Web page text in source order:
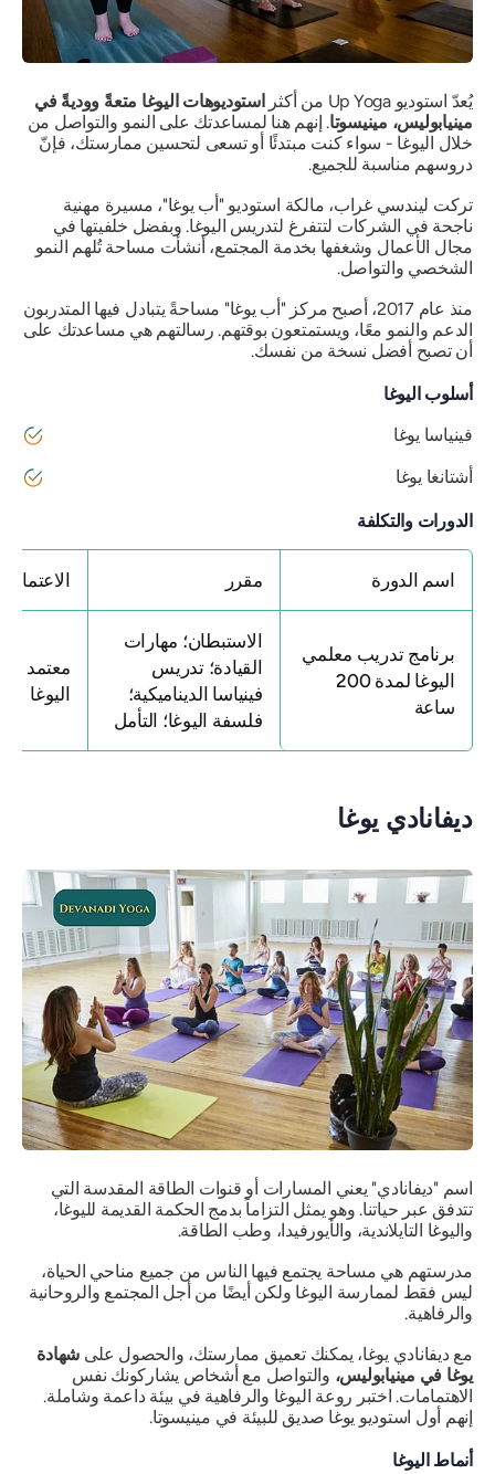
يُعدّ استوديو Up Yoga من أكثر
استوديوهات اليوغا متعةً ووديةً في
مينيابوليس، مينيسوتا. إنهم هنا لمساعدتك على النمو والتواصل من
خلال اليوغا - سواء كنت مبتدئًا أو تسعى لتحسين ممارستك، فإنّ
دروسهم مناسبة للجميع.
تركت ليندسي غراب، مالكة استوديو "أب يوغا"، مسيرة مهنية
ناجحة في الشركات لتتفرغ لتدريس اليوغا. وبفضل خلفيتها في
مجال الأعمال وشغفها بخدمة المجتمع، أنشأت مساحة تُلهم النمو
الشخصي والتواصل.
منذ عام 2017، أصبح مركز "أب يوغا" مساحةً يتبادل فيها المتدربون
الدعم والنمو معًا، ويستمتعون بوقتهم. رسالتهم هي مساعدتك على
أن تصبح أفضل نسخة من نفسك.
أسلوب اليوغا
فينياسا يوغا
أشتانغا يوغا
الدورات والتكلفة
اسم الدورة مقرر الاعتماد
برنامج تدريب معلمي
اليوغا لمدة 200
ساعة
الاستبطان؛ مهارات
القيادة؛ تدريس
فينياسا الديناميكية؛
فلسفة اليوغا؛ التأمل
معتمد من
اليوغا
ديفانادي يوغا
اسم "ديفانادي" يعني المسارات أو قنوات الطاقة المقدسة التي
تتدفق عبر حياتنا. وهو يمثل التزاماً بدمج الحكمة القديمة لليوغا،
واليوغا التايلاندية، والأيورفيدا، وطب الطاقة.
مدرستهم هي مساحة يجتمع فيها الناس من جميع مناحي الحياة،
ليس فقط لممارسة اليوغا ولكن أيضًا من أجل المجتمع والروحانية
والرفاهية.
مع ديفانادي يوغا، يمكنك تعميق ممارستك، والحصول على شهادة
يوغا في مينيابوليس، والتواصل مع أشخاص يشاركونك نفس
الاهتمامات. اختبر روعة اليوغا والرفاهية في بيئة داعمة وشاملة.
إنهم أول استوديو يوغا صديق للبيئة في مينيسوتا.
أنماط اليوغا